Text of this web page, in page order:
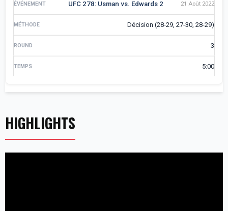
UFC 278: Usman vs. Edwards 2 21 Août 2022
Décision (28-29, 27-30, 28-29)
3
5:00
HIGHLIGHTS